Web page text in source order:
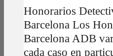
Honorarios
Barcelona Los
Barcelona ADB
cada caso en